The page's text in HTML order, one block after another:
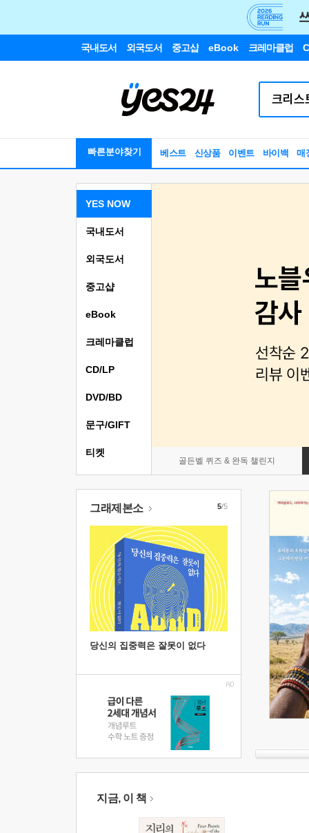
국내도서 외국도서 중고샵 eBook 크레마클럽
빠른분야찾기 베스트 신상품 이벤트 바이백 매
YES NOW
골든벨 퀴즈 & 완독 챌린지
국내도서
외국도서
중고샵
eBook
크레마클럽
CD/LP
DVD/BD
문구/GIFT
티켓
그래제본소
당신의 집중력은 잘못이 없다
5/5
지금, 이 책